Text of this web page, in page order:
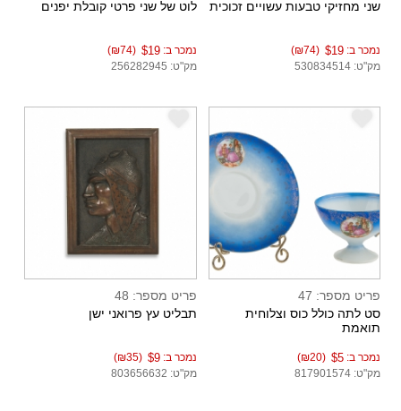
שני מחזיקי טבעות עשויים זכוכית
נמכר ב: $19
(₪74)
מק"ט: 530834514
לוט של שני פרטי קובלת יפנים
נמכר ב:$19
(₪74)
מק"ט: 256282945
פריט מספר: 47
סט לתה כולל כוס וצלוחית
תואמת
נמכר ב: $5
(₪20)
מק"ט: 817901574
פריט מספר: 48
תבליט עץ פרואני ישן
נמכר ב:$9
(₪35)
מק"ט: 803656632